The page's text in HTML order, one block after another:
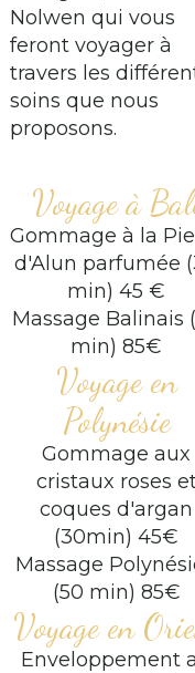
Nolwen qui vous
feront voyager à
travers les
soins que nous
proposons.
Voyage à
Gommage à la
d'Alun parfumée
min) 45 €
Massage Balinais
min) 85€
Voyage en
Polynésie
Gommage aux
cristaux roses
coques d'argan
(30min) 45€
Massage
(50 min) 85€
Voyage en
Enveloppement